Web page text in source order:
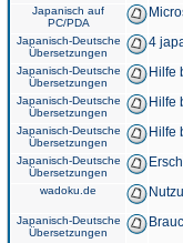
Japanisch auf
PC/PDA
Japanisch-Deutsche
Übersetzungen
4
Japanisch-Deutsche
Übersetzungen
Hilfe
Japanisch-Deutsche
Übersetzungen
Hilfe
Japanisch-Deutsche
Übersetzungen
Hilfe
Japanisch-Deutsche
Übersetzungen
wadoku.de
Japanisch-Deutsche
Übersetzungen